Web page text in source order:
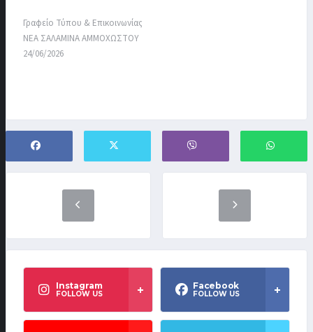
Γραφείο Τύπου & Επικοινωνίας
ΝΕΑ ΣΑΛΑΜΙΝΑ ΑΜΜΟΧΩΣΤΟΥ
24/06/2026
Instagram
FOLLOW US
Facebook
FOLLOW US